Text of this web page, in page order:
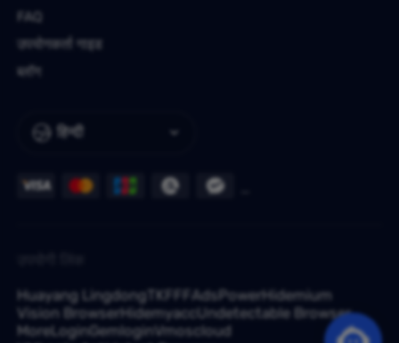
हिन्दी
FAQ
उपयोगकर्ता गाइड
ब्लॉग
Huayang Lingdong TKFFF AdsPowerHidemium
Vision BrowserHidemyaccUndetectable Browser
MoreLoginGemloginVmoscloud